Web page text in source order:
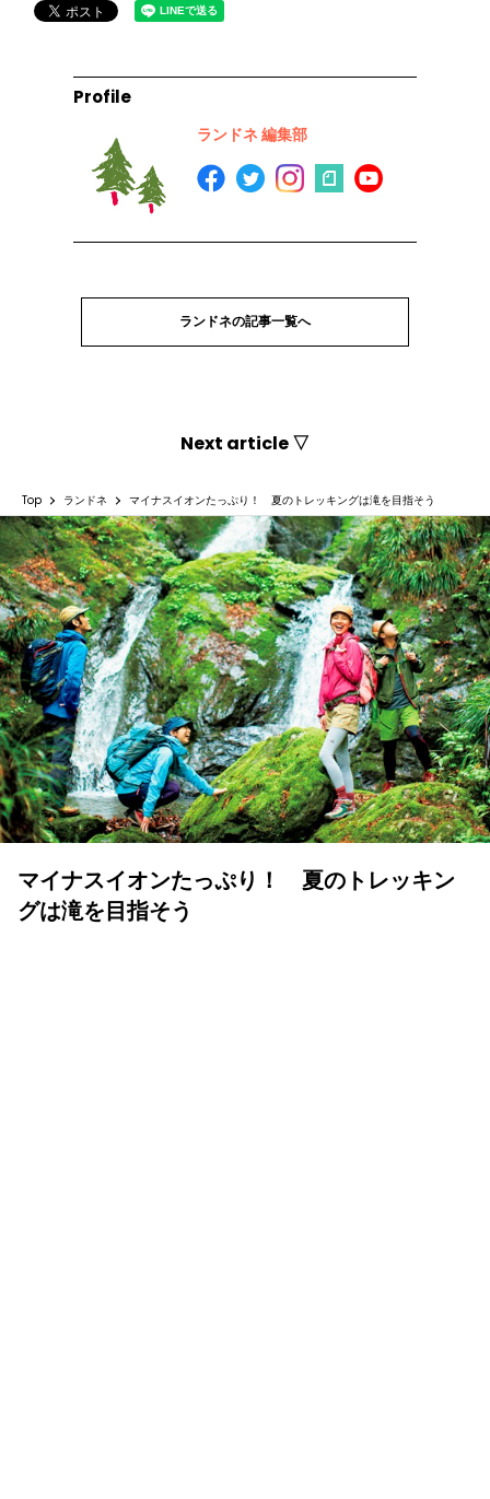
Profile
ランドネ 編集部
ランドネの記事一覧へ
Next article ▽
Top ランドネ マイナスイオンたっぷり！ 夏のトレッキングは滝を目指そう
マイナスイオンたっぷり！ 夏のトレッキン
グは滝を目指そう